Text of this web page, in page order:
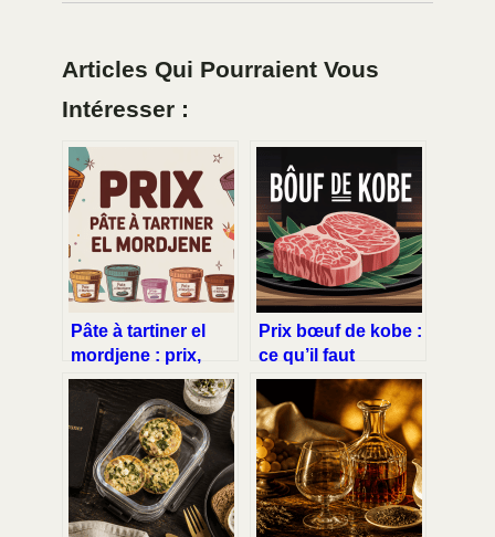
Articles Qui Pourraient Vous
Intéresser :
Pâte à tartiner el
mordjene : prix,
formats et où
l’acheter
Prix bœuf de kobe :
ce qu’il faut
vraiment savoir
avant d’acheter